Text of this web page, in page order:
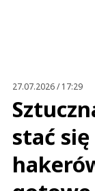
27.07.2026 / 17:29
stać